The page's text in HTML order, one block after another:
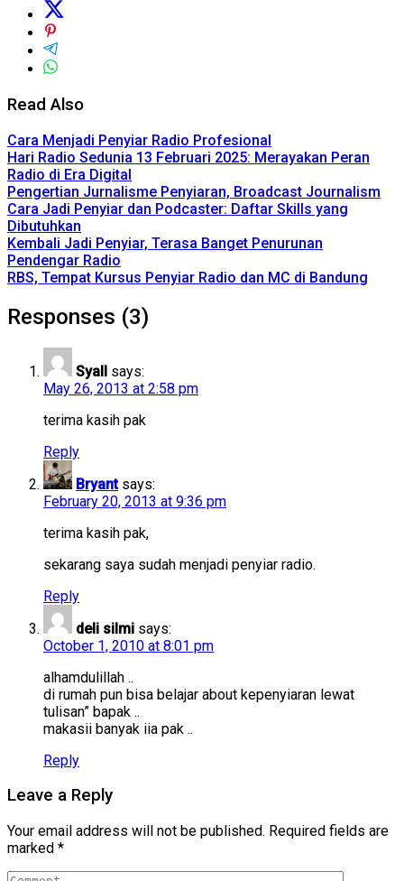
Read Also
Cara Menjadi Penyiar Radio Profesional
Hari Radio Sedunia 13 Februari 2025: Merayakan Peran
Radio di Era Digital
Pengertian Jurnalisme Penyiaran, Broadcast Journalism
Cara Jadi Penyiar dan Podcaster: Daftar Skills yang
Dibutuhkan
Kembali Jadi Penyiar, Terasa Banget Penurunan
Pendengar Radio
RBS, Tempat Kursus Penyiar Radio dan MC di Bandung
Responses (3)
Syall says:
May 26, 2013 at 2:58 pm
terima kasih pak
Reply
Bryant says:
February 20, 2013 at 9:36 pm
terima kasih pak,
sekarang saya sudah menjadi penyiar radio.
Reply
deli silmi says:
October 1, 2010 at 8:01 pm
alhamdulillah ..
di rumah pun bisa belajar about kepenyiaran lewat
tulisan” bapak ..
makasii banyak iia pak ..
Reply
Leave a Reply
Your email address will not be published. Required fields are
marked *